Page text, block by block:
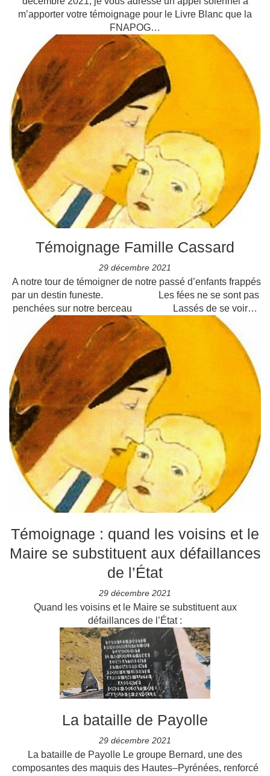
m’apporter votre témoignage pour le Livre Blanc que la
FNAPOG…
Témoignage Famille Cassard
29 décembre 2021
A notre tour de témoigner de notre passé d’enfants frappés
par un destin funeste. Les fées ne se sont pas
penchées sur notre berceau Lassés de se voir…
Témoignage : quand les voisins et le
Maire se substituent aux défaillances
de l’État
29 décembre 2021
Quand les voisins et le Maire se substituent aux
défaillances de l’État :
La bataille de Payolle
29 décembre 2021
La bataille de Payolle Le groupe Bernard, une des
composantes des maquis des Hautes–Pyrénées, renforcé